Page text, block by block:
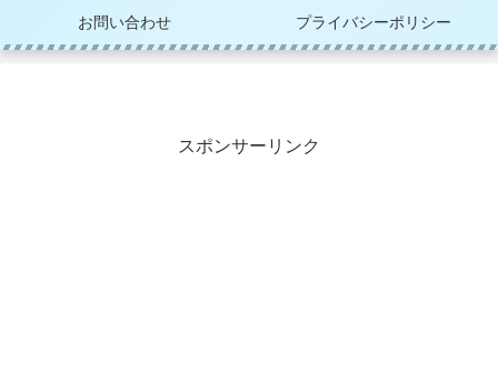
お問い合わせ プライバシーポリシー
スポンサーリンク